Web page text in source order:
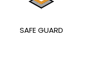
SAFE GUARD